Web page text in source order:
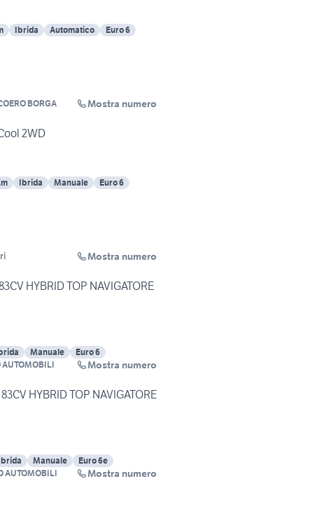
Ibrida Automatico Euro 6
BORGA Mostra numero
2WD
Ibrida Manuale Euro 6
Mostra numero
HYBRID TOP NAVIGATORE
Manuale
Euro 6
AUTOMOBILI Mostra numero
HYBRID TOP NAVIGATORE
Manuale
Euro 6e
AUTOMOBILI Mostra numero